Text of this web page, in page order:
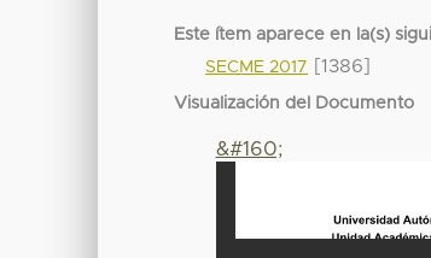
Este ítem aparece en la(s)
SECME 2017
[1386]
Visualización del Documento
&#160;